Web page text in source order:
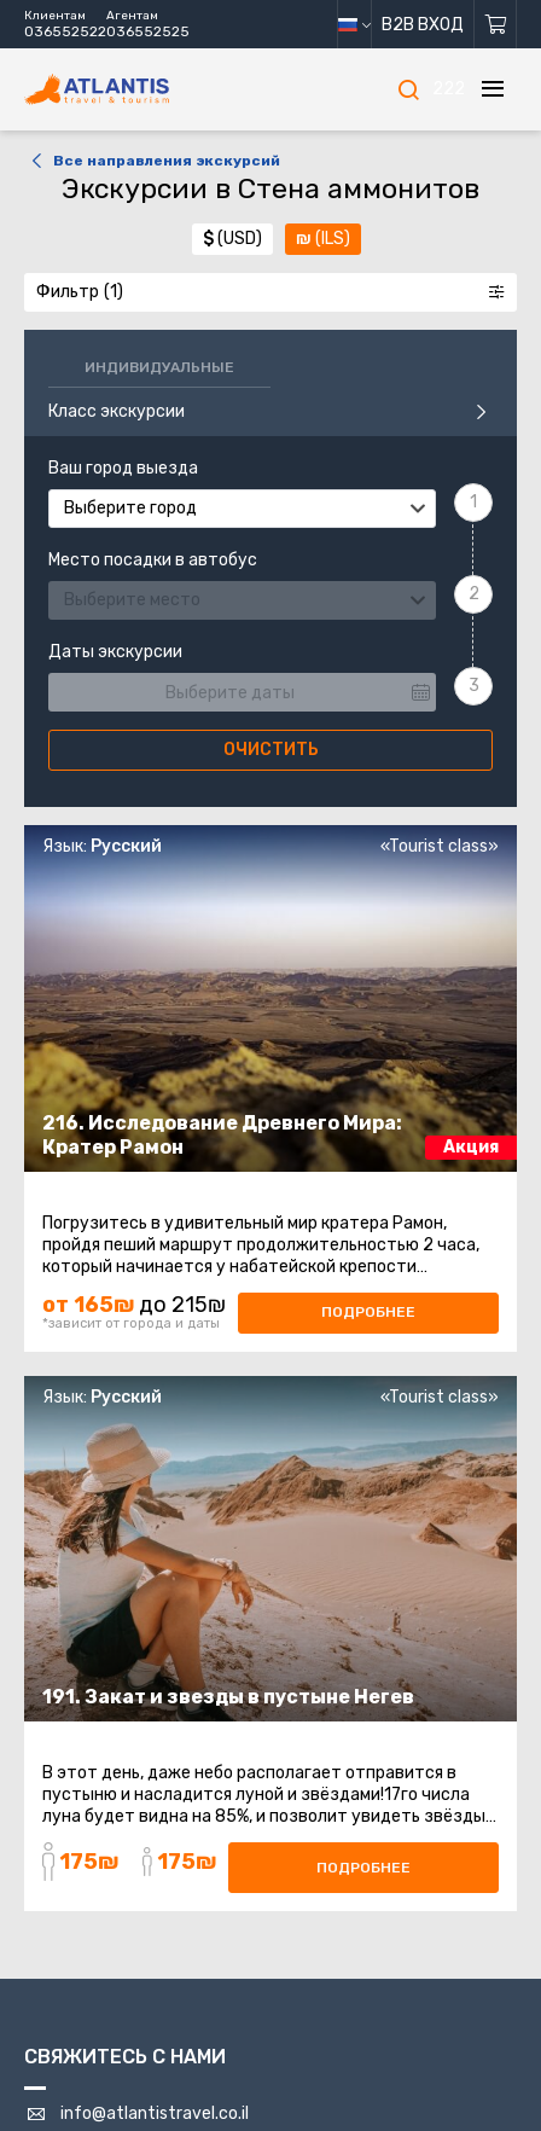
Клиентам
036552522
Агентам
036552525 B2B ВХОД
Все направления экскурсий
Экскурсии в Стена аммонитов
$(USD) ₪ (ILS)
Фильтр
ИНДИВИДУАЛЬНЫЕ
Класс экскурсии
Ваш город выезда
Выберите город
Место посадки в автобус
Выберите место
Даты экскурсии
ОЧИСТИТЬ
216. Исследование Древнего Мира:
Кратер Рамон
Акция
Язык:Русский «Tourist class»
Погрузитесь в удивительный мир кратера Рамон,
пройдя пеший маршрут продолжительностью 2 часа,
который начинается у набатейской крепости
Саароним. Ваше приключение ...
от 165₪ до 215₪
*зависит от города и даты
ПОДРОБНЕЕ
191. Закат и звезды в пустыне Негев
Язык: Русский «Tourist class»
В этот день, даже небо располагает отправится в
пустыню и насладится луной и звёздами!17го числа
луна будет видна на 85%, и позволит увидеть звёзды.
ШивтаМы посетим древний ...
175₪ 175₪ ПОДРОБНЕЕ
СВЯЖИТЕСЬ С НАМИ
info@atlantistravel.co.il